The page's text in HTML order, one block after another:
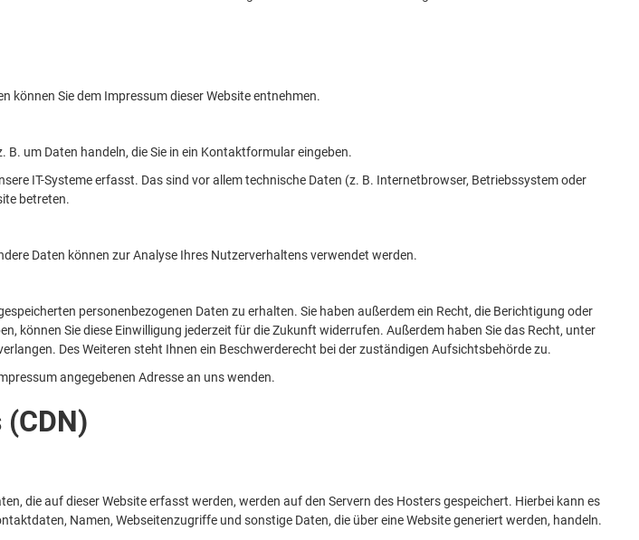
können Sie dem Impressum dieser Website entnehmen.
B. um Daten handeln, die Sie in ein Kontaktformular eingeben.
IT-Systeme erfasst. Das sind vor allem technische Daten (z. B. Internetbrowser, Betriebssystem oder
betreten.
Daten können zur Analyse Ihres Nutzerverhaltens verwendet werden.
personenbezogenen Daten zu erhalten. Sie haben außerdem ein Recht, die Berichtigung oder
können Sie diese Einwilligung jederzeit für die Zukunft widerrufen. Außerdem haben Sie das Recht, unter
Des Weiteren steht Ihnen ein Beschwerderecht bei der zuständigen Aufsichtsbehörde zu.
angegebenen Adresse an uns wenden.
die auf dieser Website erfasst werden, werden auf den Servern des Hosters gespeichert. Hierbei kann es
Namen, Webseitenzugriffe und sonstige Daten, die über eine Website generiert werden, handeln.